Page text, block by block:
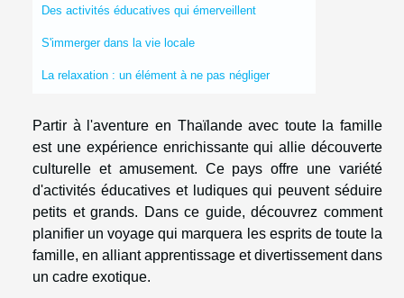
Des activités éducatives qui émerveillent
S'immerger dans la vie locale
La relaxation : un élément à ne pas négliger
Partir à l'aventure en Thaïlande avec toute la famille
est une expérience enrichissante qui allie découverte
culturelle et amusement. Ce pays offre une variété
d'activités éducatives et ludiques qui peuvent séduire
petits et grands. Dans ce guide, découvrez comment
planifier un voyage qui marquera les esprits de toute la
famille, en alliant apprentissage et divertissement dans
un cadre exotique.